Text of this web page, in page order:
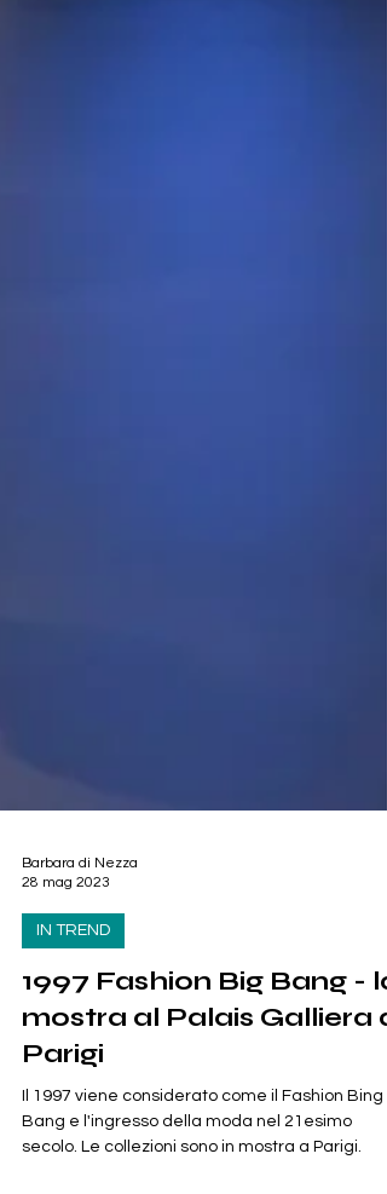
28 mag 2023
IN TREND
1997 Fashion Big Bang - la
mostra al Palais Galliera
Parigi
Il 1997 viene considerato come il Fashion Bing